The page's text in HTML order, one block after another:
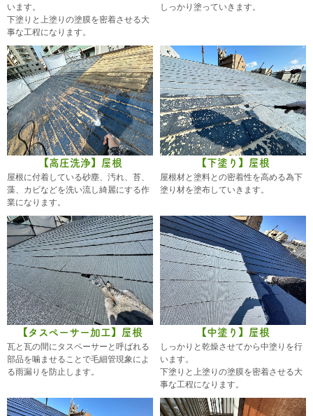
います。
下塗りと上塗りの塗膜を密着させる大
事な工程になります。
しっかり塗っていきます。
【高圧洗浄】屋根
屋根に付着している砂塵、汚れ、苔、
藻、カビなどを洗い流し綺麗にする作
業になります。
【下塗り】屋根
屋根材と塗料との密着性を高める為下
塗り材を塗布していきます。
【タスペーサー加工】屋根
瓦と瓦の間にタスペーサーと呼ばれる
部品を噛ませることで毛細管現象によ
る雨漏りを防止します。
【中塗り】屋根
しっかりと乾燥させてから中塗りを行
います。
下塗りと上塗りの塗膜を密着させる大
事な工程になります。